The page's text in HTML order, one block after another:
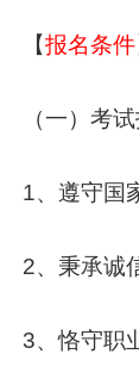
【报名条件
（一）考
1、遵守国
2、秉承诚
3、恪守职